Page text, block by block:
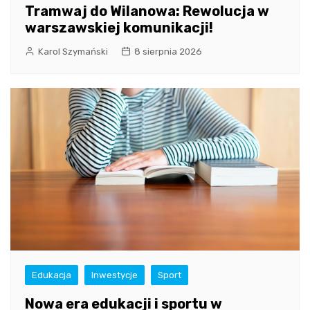
Tramwaj do Wilanowa: Rewolucja w
warszawskiej komunikacji!
Karol Szymański 8 sierpnia 2026
Edukacja Inwestycje Sport
Nowa era edukacji i sportu w